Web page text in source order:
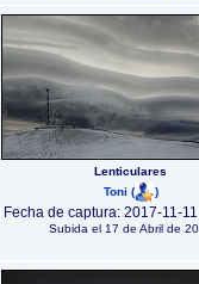
Lenticulares
Toni ( )
Fecha de captura: 2017-11-
Subida el 17 de Abril de